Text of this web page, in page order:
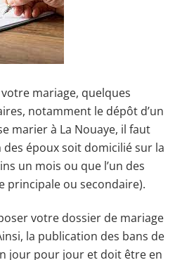
mariage, quelques
notamment le dépôt d’un
marier à La Nouaye, il faut
époux soit domicilié sur la
un mois ou que l’un des
principale ou secondaire).
votre dossier de mariage
la publication des bans de
jour pour jour et doit être en